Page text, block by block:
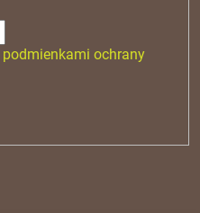
podmienkami ochrany